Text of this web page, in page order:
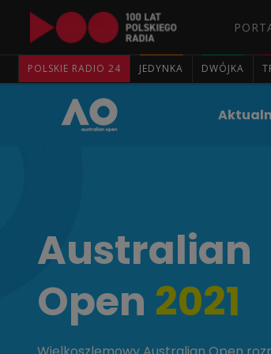
POLSKIE RADIO 24 JEDYNKA DWÓJKA
Australian
Open 2021